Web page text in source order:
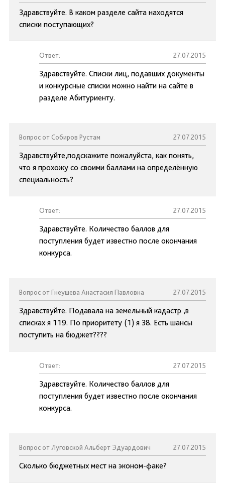
Здравствуйте. В каком разделе сайта находятся
списки поступающих?
Ответ: 27.07.2015
Здравствуйте. Списки лиц, подавших документы
и конкурсные списки можно найти на сайте в
разделе Абитуриенту.
Вопрос от Собиров Рустам 27.07.2015
Здравствуйте,подскажите пожалуйста, как понять,
что я прохожу со своими баллами на определённую
специальность?
Ответ: 27.07.2015
Здравствуйте. Количество баллов для
поступления будет известно после окончания
конкурса.
Вопрос от Гнеушева Анастасия Павловна 27.07.2015
Здравствуйте. Подавала на земельный кадастр ,в
списках я 119. По приоритету (1) я 38. Есть шансы
поступить на бюджет????
Ответ: 27.07.2015
Здравствуйте. Количество баллов для
поступления будет известно после окончания
конкурса.
Вопрос от Луговской Альберт Эдуардович 27.07.2015
Сколько бюджетных мест на эконом-факе?